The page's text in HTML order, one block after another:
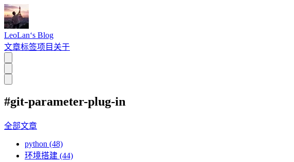
LeoLan‘s Blog
文章标签项目 关于
#git-parameter-plug-in
全部文章
python (48)
环境搭建 (44)